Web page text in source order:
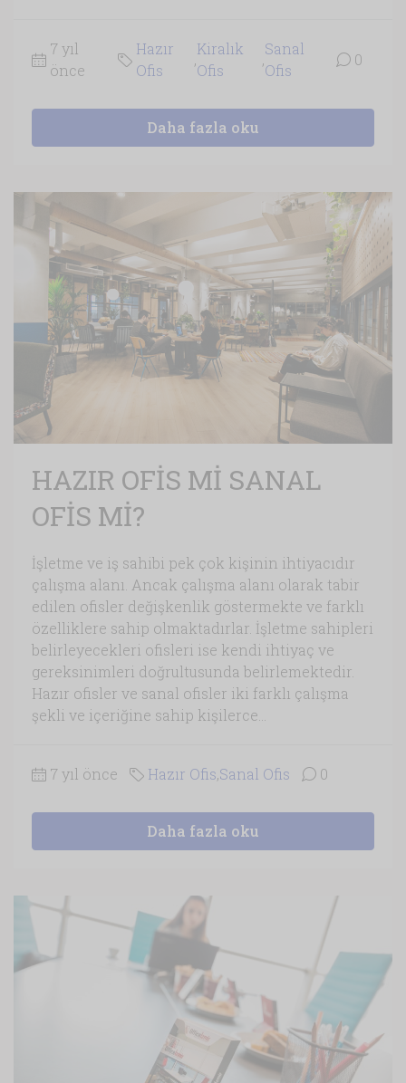
7 yıl
önce
Hazır
Ofis
,
Kiralık
Ofis
,
Sanal
Ofis
0
Daha fazla oku
HAZIR OFİS Mİ SANAL
OFİS Mİ?
İşletme ve iş sahibi pek çok kişinin ihtiyacıdır
çalışma alanı. Ancak çalışma alanı olarak tabir
edilen ofisler değişkenlik göstermekte ve farklı
özelliklere sahip olmaktadırlar. İşletme sahipleri
belirleyecekleri ofisleri ise kendi ihtiyaç ve
gereksinimleri doğrultusunda belirlemektedir.
Hazır ofisler ve sanal ofisler iki farklı çalışma
şekli ve içeriğine sahip kişilerce...
7 yıl önce Hazır Ofis,Sanal Ofis 0
Daha fazla oku